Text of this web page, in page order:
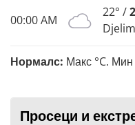
00:00 AM
22° /
Нормалс: Макс °C. Мин
Просеци и